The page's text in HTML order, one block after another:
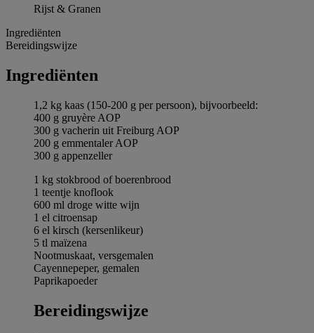
Rijst & Granen
Ingrediёnten
Bereidingswijze
Ingrediёnten
1,2 kg kaas (150-200 g per persoon), bijvoorbeeld:
400 g gruyère AOP
300 g vacherin uit Freiburg AOP
200 g emmentaler AOP
300 g appenzeller
1 kg stokbrood of boerenbrood
1 teentje knoflook
600 ml droge witte wijn
1 el citroensap
6 el kirsch (kersenlikeur)
5 tl maïzena
Nootmuskaat, versgemalen
Cayennepeper, gemalen
Paprikapoeder
Bereidingswijze